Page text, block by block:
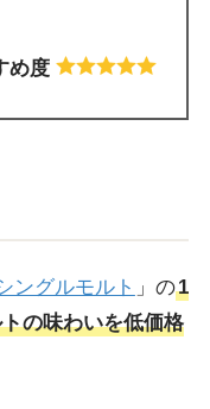
め度
ングルモルト 」の1
の味わいを低価格